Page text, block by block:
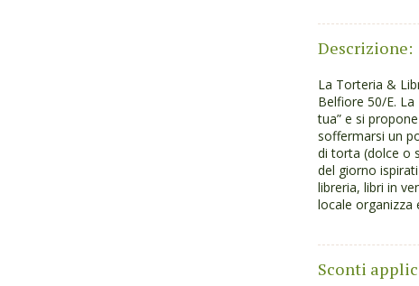
Descrizione:
La Torteria &
Belfiore 50/E. La
tua” e si
soffermarsi un
di torta (dolce o
del giorno
libreria, libri in
locale organizza
Sconti